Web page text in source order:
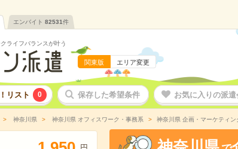
エンバイト 82531件
ライフバランスが叶う
関東版 エリア変更
リスト 0 保存した希望条件 お気に入りの派遣
神奈川県 神奈川県 オフィスワーク・事務系 神奈川県 企画・マーケティン